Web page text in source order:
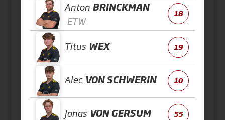
Anton BRINCKMAN
ETW
18
Titus WEX 19
Alec VON SCHWERIN 10
Jonas VON GERSUM 55